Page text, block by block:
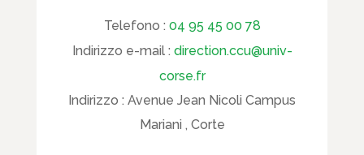
Telefono : 04 95 45 00 78
Indirizzo e-mail : direction.ccu@univ-
corse.fr
Indirizzo : Avenue Jean Nicoli Campus
Mariani , Corte